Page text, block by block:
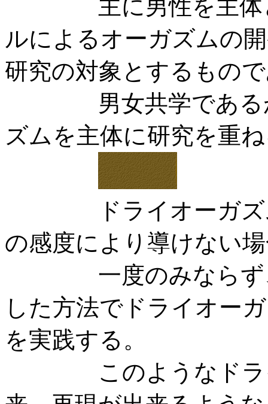
主に男性を主体と
ルによるオーガズムの
研究の対象とするもの
男女共学であるが
ズムを主体に研究を重
ドライオーガズム
の感度により導けない
一度のみならず、
した方法でドライオー
を実践する。
このようなドライ